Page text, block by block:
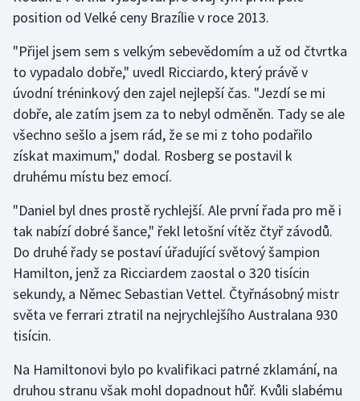
Golf
Gymnastika
Házená
Jezdectví
Judo
Lezení
Lyže a snowboard
Moderní pětiboj
Olympijské hry
position od Velké ceny Brazílie v roce 2013.
"Přijel jsem sem s velkým sebevědomím a už od čtvrtka
to vypadalo dobře," uvedl Ricciardo, který právě v
úvodní tréninkový den zajel nejlepší čas. "Jezdí se mi
dobře, ale zatím jsem za to nebyl odměněn. Tady se ale
všechno sešlo a jsem rád, že se mi z toho podařilo
získat maximum," dodal. Rosberg se postavil k
druhému místu bez emocí.
"Daniel byl dnes prostě rychlejší. Ale první řada pro mě i
tak nabízí dobré šance," řekl letošní vítěz čtyř závodů.
Do druhé řady se postaví úřadující světový šampion
Hamilton, jenž za Ricciardem zaostal o 320 tisícin
sekundy, a Němec Sebastian Vettel. Čtyřnásobný mistr
světa ve ferrari ztratil na nejrychlejšího Australana 930
tisícin.
Na Hamiltonovi bylo po kvalifikaci patrné zklamání, na
druhou stranu však mohl dopadnout hůř. Kvůli slabému